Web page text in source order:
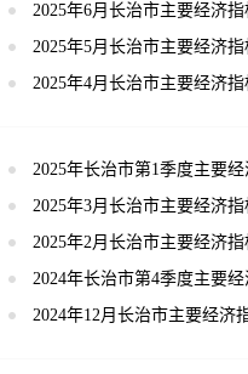
2025年6月长治市主要经济指
2025年5月长治市主要经济指
2025年4月长治市主要经济指
2025年长治市第1季度主要
2025年3月长治市主要经济指
2025年2月长治市主要经济指
2024年长治市第4季度主要
2024年12月长治市主要经济